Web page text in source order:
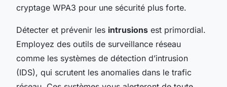
cryptage WPA3 pour une sécurité plus forte.
Détecter et prévenir les intrusions est primordial.
Employez des outils de surveillance réseau
comme les systèmes de détection d’intrusion
(IDS), qui scrutent les anomalies dans le trafic